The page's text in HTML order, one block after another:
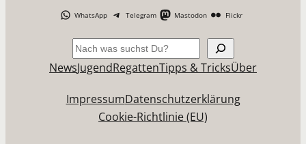
WhatsApp Telegram Mastodon Flickr
Suchen
NewsJugendRegattenTipps & TricksÜber
ImpressumDatenschutzerklärung
Cookie-Richtlinie (EU)